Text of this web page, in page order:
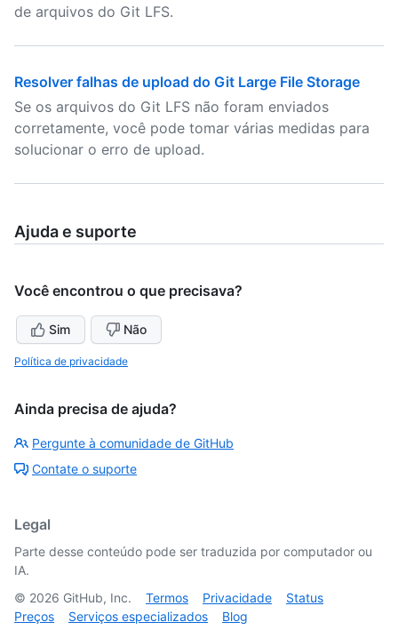
de arquivos do Git LFS.
Resolver falhas de upload do Git Large File Storage
Se os arquivos do Git LFS não foram enviados
corretamente, você pode tomar várias medidas para
solucionar o erro de upload.
Ajuda e suporte
Você encontrou o que precisava?
Sim Não
Política de privacidade
Ainda precisa de ajuda?
Pergunte à comunidade de GitHub
Contate o suporte
Legal
Parte desse conteúdo pode ser traduzida por computador ou
IA.
© 2026 GitHub, Inc. Termos Privacidade
Status
Preços
Serviços especializados Blog